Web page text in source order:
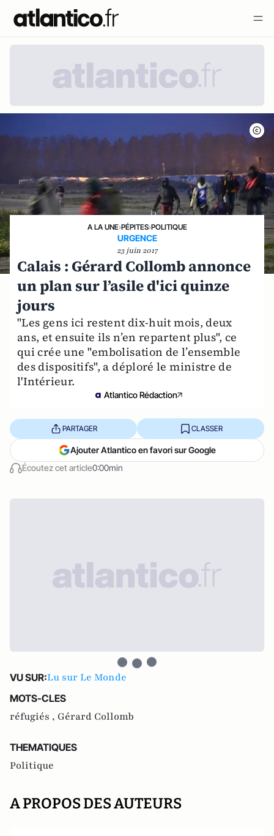
A LA UNE›PÉPITES›POLITIQUE
URGENCE
23 juin 2017
Calais : Gérard Collomb annonce
un plan sur l’asile d'ici quinze
jours
"Les gens ici restent dix-huit mois, deux
ans, et ensuite ils n’en repartent plus", ce
qui crée une "embolisation de l’ensemble
des dispositifs", a déploré le ministre de
l'Intérieur.
Atlantico Rédaction
Écoutez cet article0:00min
PARTAGER CLASSER
Ajouter Atlantico en favori sur Google
VU SUR:Lu sur Le Monde
MOTS-CLES
réfugiés , Gérard Collomb
THEMATIQUES
Politique
A PROPOS DES AUTEURS